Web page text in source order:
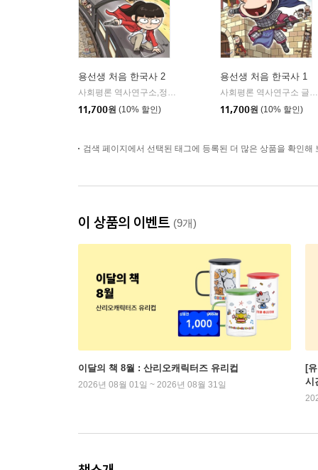
용선생 처음 한국사 2
사회평론 역사연구소,정지은,이현희 글/뭉선생,윤효식,이우일 그림
11,700원 (10% 할인)
용선생 처음 한국사 1
사회평론 역사연구소 글/뭉선생,윤효식,이우일 그림
11,700원 (10% 할인)
검색 페이지에서 선택된 태그에 등록된 더 많은 상품을 확인해
이 상품의 이벤트 (9개)
이달의 책 8월 : 산리오캐릭터즈 유리컵
2026년 08월 01일 ~ 2026년 08월 31일
[
시